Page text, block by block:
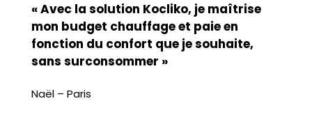
« Avec la solution Kocliko, je maîtrise
mon budget chauffage et paie en
fonction du confort que je souhaite,
sans surconsommer »
Naël – Paris